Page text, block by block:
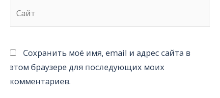
Сохранить моё имя, email и адрес сайта в
этом браузере для последующих моих
комментариев.